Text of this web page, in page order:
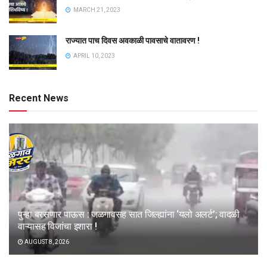
MARCH 21, 2023
राज्यात पाच दिवस अवकाळी पावसाचे वातावरण !
APRIL 10, 2023
Recent News
पुन्हा बरसणार पाऊस : जळगावसह सात जिल्ह्यांना ‘यलो अलर्ट’; वादळी
वाऱ्यासह विजांचा इशारा !
AUGUST 8, 2026